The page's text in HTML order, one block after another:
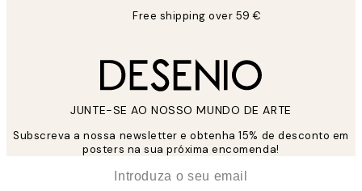
Free shipping over 59 €
JUNTE-SE AO NOSSO MUNDO DE ARTE
Subscreva a nossa newsletter e obtenha 15% de desconto em
posters na sua próxima encomenda!